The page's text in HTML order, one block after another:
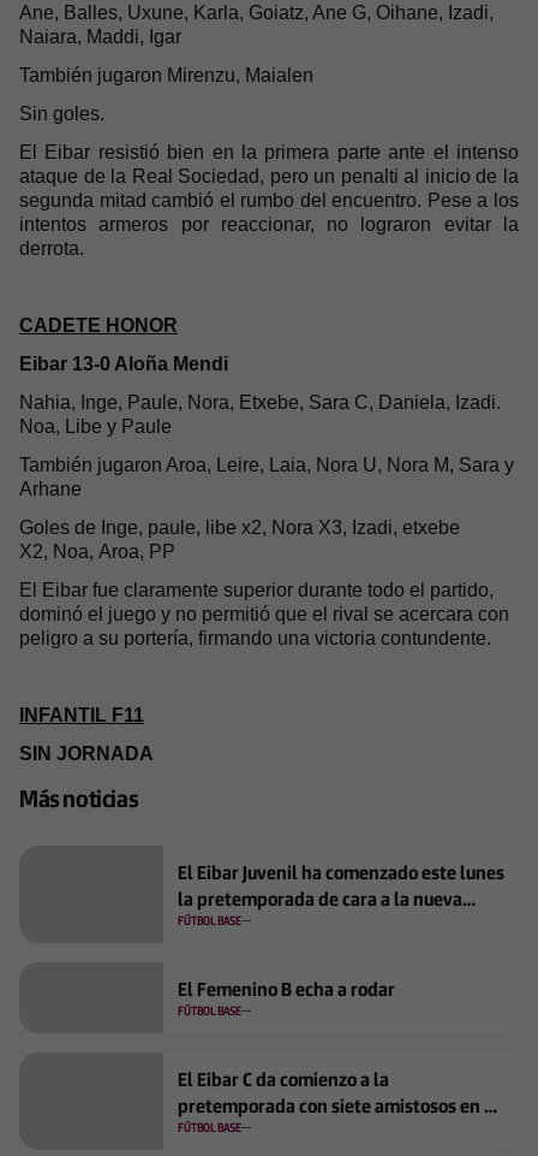
Ane, Balles, Uxune, Karla, Goiatz, Ane G, Oihane, Izadi,
Naiara, Maddi, Igar
También jugaron Mirenzu, Maialen
Sin goles.
El Eibar resistió bien en la primera parte ante el intenso
ataque de la Real Sociedad, pero un penalti al inicio de la
segunda mitad cambió el rumbo del encuentro. Pese a los
intentos armeros por reaccionar, no lograron evitar la
derrota.
CADETE HONOR
Eibar 13-0 Aloña Mendi
Nahia, Inge, Paule, Nora, Etxebe, Sara C, Daniela, Izadi.
Noa, Libe y Paule
También jugaron Aroa, Leire, Laia, Nora U, Nora M, Sara y
Arhane
Goles de Inge, paule, libe x2, Nora X3, Izadi, etxebe
X2, Noa, Aroa, PP
El Eibar fue claramente superior durante todo el partido,
dominó el juego y no permitió que el rival se acercara con
peligro a su portería, firmando una victoria contundente.
INFANTIL F11
SIN JORNADA
Más noticias
El Eibar Juvenil ha comenzado este lunes
la pretemporada de cara a la nueva
temporada en División de Honor
FÚTBOL BASE
El Femenino B echa a rodar
FÚTBOL BASE
El Eibar C da comienzo a la
pretemporada con siete amistosos en el
horizonte
FÚTBOL BASE